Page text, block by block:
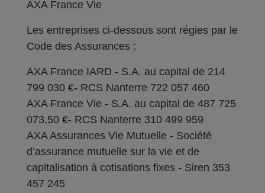
AXA France Vie
Les entreprises ci-dessous sont régies par le
Code des Assurances :
AXA France IARD - S.A. au capital de 214
799 030 €- RCS Nanterre 722 057 460
AXA France Vie - S.A. au capital de 487 725
073,50 €- RCS Nanterre 310 499 959
AXA Assurances Vie Mutuelle - Société
d’assurance mutuelle sur la vie et de
capitalisation à cotisations fixes - Siren 353
457 245